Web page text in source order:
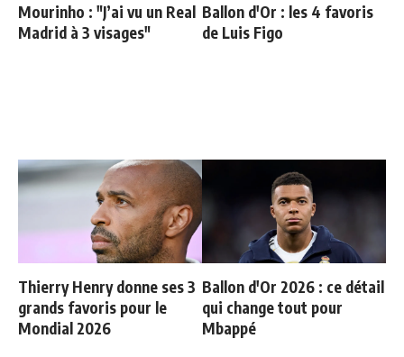
Mourinho : "J’ai vu un Real
Madrid à 3 visages"
Ballon d'Or : les 4 favoris
de Luis Figo
Thierry Henry donne ses 3
grands favoris pour le
Mondial 2026
Ballon d'Or 2026 : ce détail
qui change tout pour
Mbappé